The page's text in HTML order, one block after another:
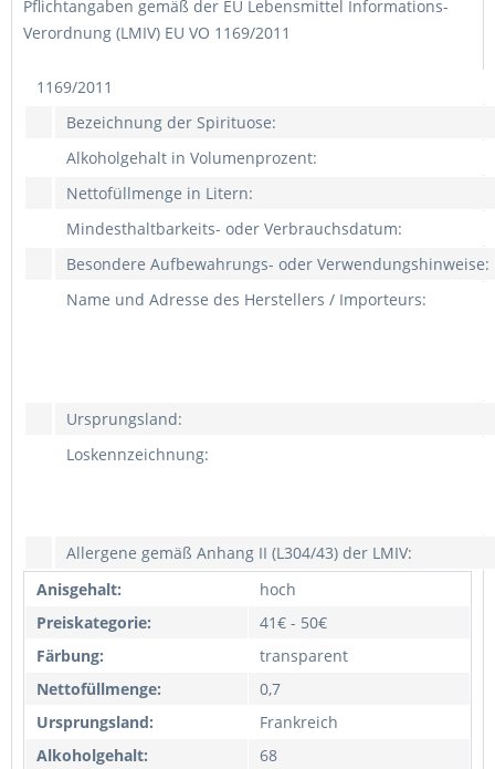
Pflichtangaben gemäß der EU Lebensmittel Informations-
Verordnung (LMIV) EU VO 1169/2011
1169/2011
Bezeichnung der Spirituose:
Alkoholgehalt in Volumenprozent:
Nettofüllmenge in Litern:
Mindesthaltbarkeits- oder Verbrauchsdatum:
Besondere Aufbewahrungs- oder Verwendungshinweise:
Name und Adresse des Herstellers / Importeurs:
Ursprungsland:
Loskennzeichnung:
Allergene gemäß Anhang II (L304/43) der LMIV:
Anisgehalt:
hoch
Preiskategorie:
41€ - 50€
Färbung:
transparent
Nettofüllmenge:
0,7
Ursprungsland:
Frankreich
Alkoholgehalt:
68